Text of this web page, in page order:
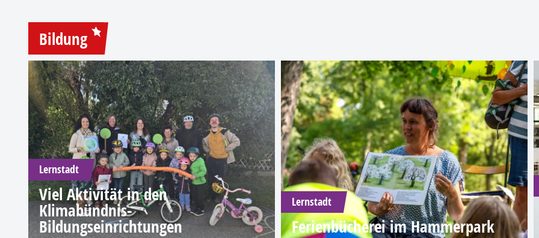
Bildung
Lernstadt
Viel Aktivität in den
Klimabündnis-
Bildungseinrichtungen
Lernstadt
Ferienbücherei im Hammerpark